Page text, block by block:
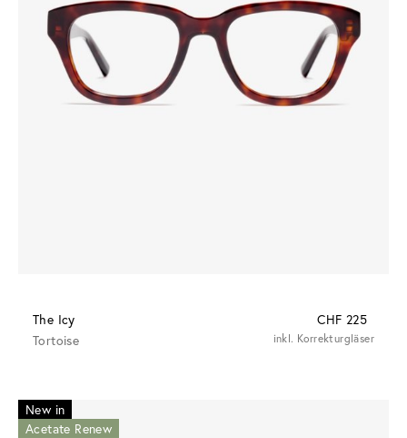
The Icy
CHF 225
Tortoise
inkl. Korrekturgläser
New in
Acetate Renew